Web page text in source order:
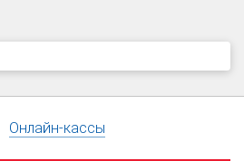
Онлайн-кассы